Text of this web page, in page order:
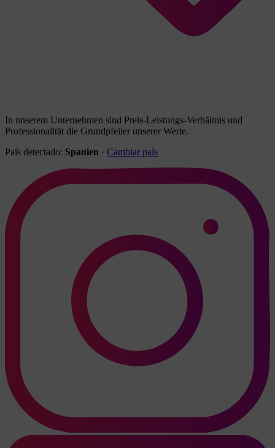
In unserem Unternehmen sind Preis-Leistungs-Verhältnis und
Professionalität die Grundpfeiler unserer Werte.
País detectado: Spanien · Cambiar país